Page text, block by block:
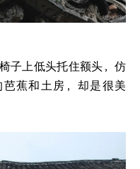
子上低头托住额头，仿
蕉和土房，却是很美